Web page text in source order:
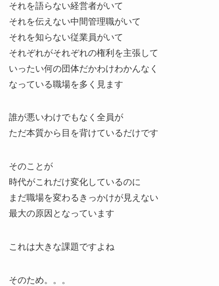
それを語らない経営者がいて
それを伝えない中間管理職がいて
それを知らない従業員がいて
それぞれがそれぞれの権利を主張して
いったい何の団体だかわけわかんなく
なっている職場を多く見ます
誰が悪いわけでもなく全員が
ただ本質から目を背けているだけです
そのことが
時代がこれだけ変化しているのに
まだ職場を変わるきっかけが見えない
最大の原因となっています
これは大きな課題ですよね
そのため。。。